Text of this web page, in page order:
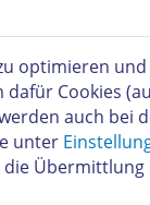
optimieren
Cookies
auch bei
unter
die